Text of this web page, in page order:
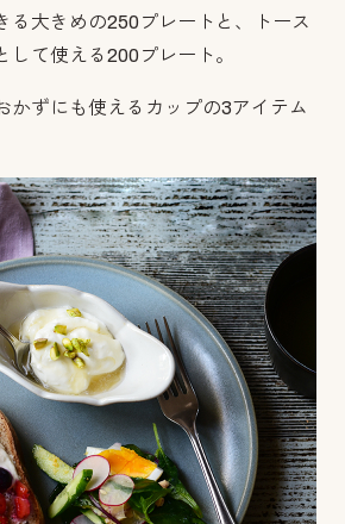
る大きめの250プレートと、トース
して使える200プレート。
かずにも使えるカップの3アイテム